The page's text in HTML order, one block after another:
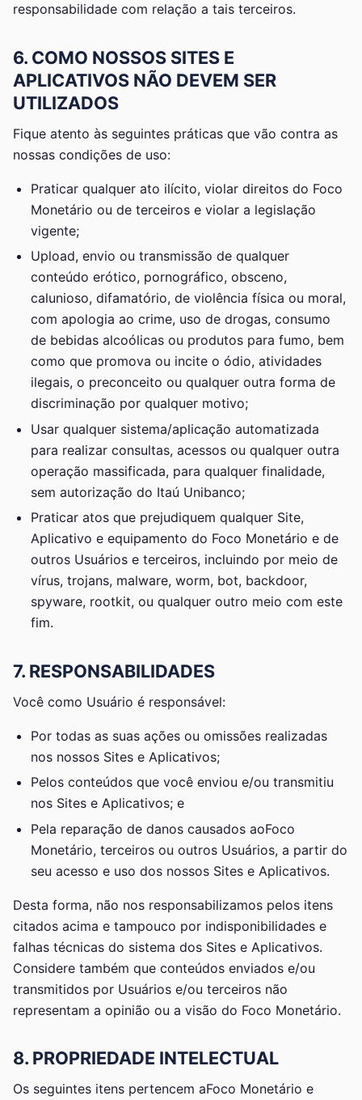
responsabilidade com relação a tais terceiros.
6. COMO NOSSOS SITES E
APLICATIVOS NÃO DEVEM SER
UTILIZADOS
Fique atento às seguintes práticas que vão contra as
nossas condições de uso:
Praticar qualquer ato ilícito, violar direitos do Foco
Monetário ou de terceiros e violar a legislação
vigente;
Upload, envio ou transmissão de qualquer
conteúdo erótico, pornográfico, obsceno,
calunioso, difamatório, de violência física ou moral,
com apologia ao crime, uso de drogas, consumo
de bebidas alcoólicas ou produtos para fumo, bem
como que promova ou incite o ódio, atividades
ilegais, o preconceito ou qualquer outra forma de
discriminação por qualquer motivo;
Usar qualquer sistema/aplicação automatizada
para realizar consultas, acessos ou qualquer outra
operação massificada, para qualquer finalidade,
sem autorização do Itaú Unibanco;
Praticar atos que prejudiquem qualquer Site,
Aplicativo e equipamento do Foco Monetário e de
outros Usuários e terceiros, incluindo por meio de
vírus, trojans, malware, worm, bot, backdoor,
spyware, rootkit, ou qualquer outro meio com este
fim.
7. RESPONSABILIDADES
Você como Usuário é responsável:
Por todas as suas ações ou omissões realizadas
nos nossos Sites e Aplicativos;
Pelos conteúdos que você enviou e/ou transmitiu
nos Sites e Aplicativos; e
Pela reparação de danos causados aoFoco
Monetário, terceiros ou outros Usuários, a partir do
seu acesso e uso dos nossos Sites e Aplicativos.
Desta forma, não nos responsabilizamos pelos itens
citados acima e tampouco por indisponibilidades e
falhas técnicas do sistema dos Sites e Aplicativos.
Considere também que conteúdos enviados e/ou
transmitidos por Usuários e/ou terceiros não
representam a opinião ou a visão do Foco Monetário.
8. PROPRIEDADE INTELECTUAL
Os seguintes itens pertencem aFoco Monetário e